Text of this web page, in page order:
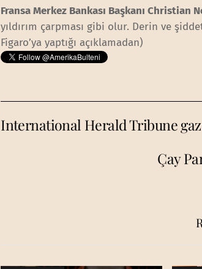
Fransa Merkez Bankası Başkanı Christian
yıldırım çarpması gibi olur. Derin ve
Figaro’ya yaptığı açıklamadan)
International Herald Tribune
Çay